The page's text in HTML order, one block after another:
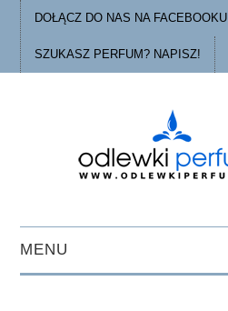
DOŁĄCZ DO NAS NA FACEBOOKU
SZUKASZ PERFUM? NAPISZ!
MENU